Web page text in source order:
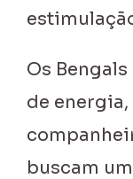
Os Bengals
de
buscam